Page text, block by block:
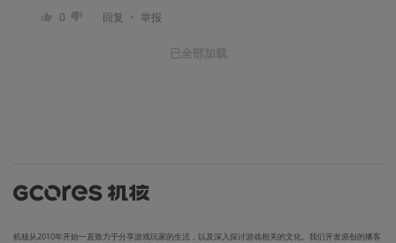
0 回复 ・ 举报
已全部加载
机核从2010年开始一直致力于分享游戏玩家的生活，以及深入探讨游戏相关的文化。我们开发原创的播客